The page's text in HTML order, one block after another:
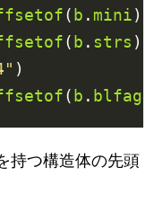
(b . mini))
(b . strs ))
(b . blfag4
持つ構造体の先頭